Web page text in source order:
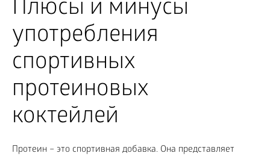
Плюсы и минусы
употребления
спортивных
протеиновых
коктейлей
Протеин – это спортивная добавка. Она представляет